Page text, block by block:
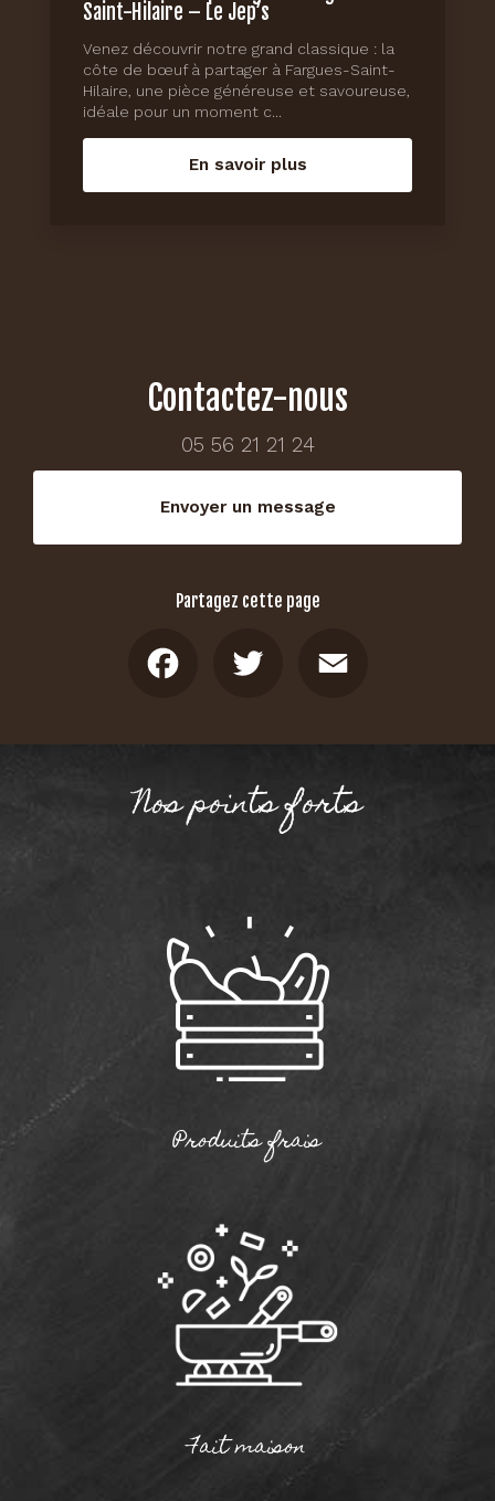
Saint-Hilaire – Le Jep’s
Venez découvrir notre grand classique : la
côte de bœuf à partager à Fargues-Saint-
Hilaire, une pièce généreuse et savoureuse,
idéale pour un moment c...
En savoir plus
Contactez-nous
05 56 21 21 24
Envoyer un message
Partagez cette page
Nos points forts
Produits frais
Fait maison